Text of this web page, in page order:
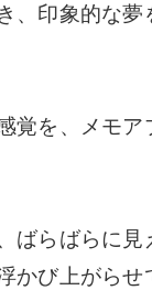
、印象的な夢
覚を、メモア
ばらばらに見
かび上がらせ